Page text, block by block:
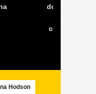
do filme é
continuará
Hodson